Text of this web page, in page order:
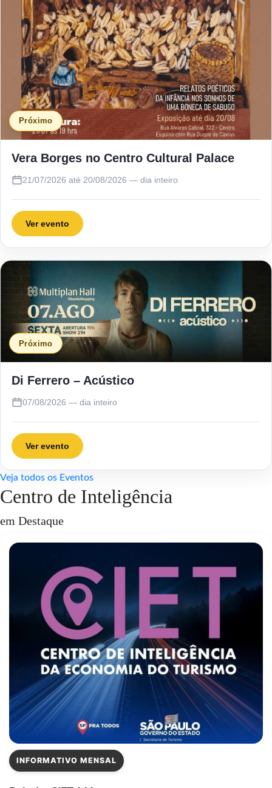
Próximo
Vera Borges no Centro Cultural Palace
21/07/2026 até 20/08/2026 — dia inteiro
Ver evento
Próximo
Di Ferrero – Acústico
07/08/2026 — dia inteiro
Ver evento
Veja todos os Eventos
Centro de Inteligência
em Destaque
INFORMATIVO MENSAL